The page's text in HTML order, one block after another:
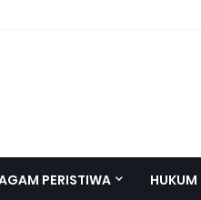
PERISTIWA HUKUM